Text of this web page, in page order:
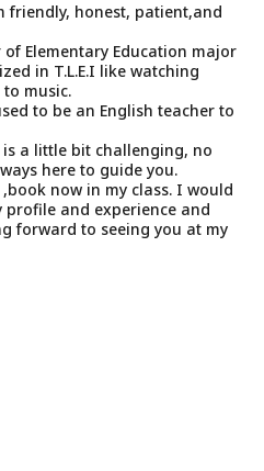
friendly, honest, patient,and
Elementary Education major
in T.L.E.I like watching
music.
to be an English teacher to
a little bit challenging, no
here to guide you.
now in my class. I would
profile and experience and
forward to seeing you at my